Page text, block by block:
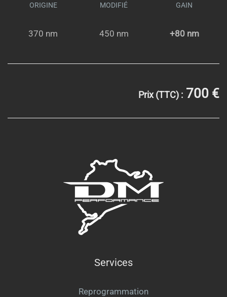
ORIGINE MODIFIÉ GAIN
370 nm 450 nm +80 nm
Prix (TTC) : 700 €
Services
Reprogrammation